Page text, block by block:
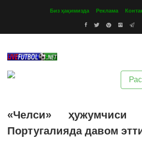
Биз ҳақимизда Реклама
«Челси» ҳужумчиси
Португалияда давом